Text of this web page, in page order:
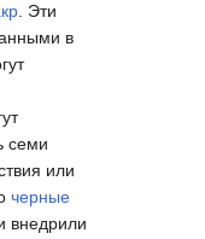
. Эти
в
семи
или
черные
внедрили